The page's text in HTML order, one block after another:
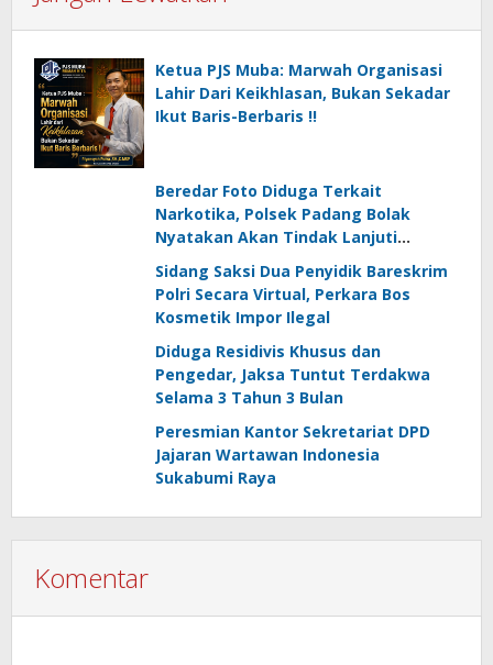
Ketua PJS Muba: Marwah Organisasi
Lahir Dari Keikhlasan, Bukan Sekadar
Ikut Baris-Berbaris !!
Beredar Foto Diduga Terkait
Narkotika, Polsek Padang Bolak
Nyatakan Akan Tindak Lanjuti
Informasi Masyarakat
Sidang Saksi Dua Penyidik Bareskrim
Polri Secara Virtual, Perkara Bos
Kosmetik Impor Ilegal
Diduga Residivis Khusus dan
Pengedar, Jaksa Tuntut Terdakwa
Selama 3 Tahun 3 Bulan
Peresmian Kantor Sekretariat DPD
Jajaran Wartawan Indonesia
Sukabumi Raya
Komentar